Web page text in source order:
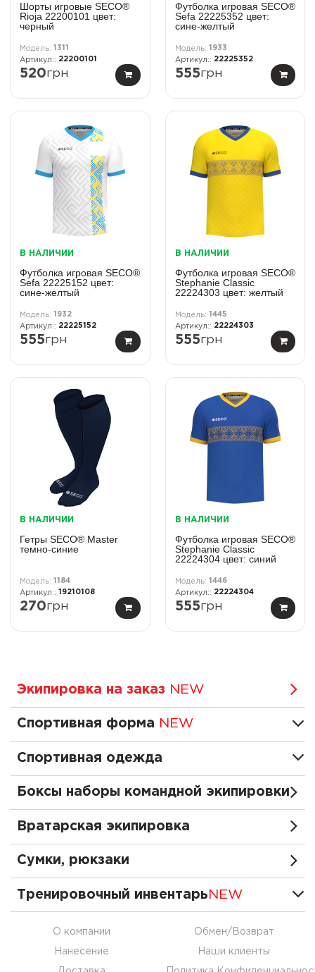
Шорты игровые SECO®
Rioja 22200101 цвет:
черный
1311
22200101
520грн
Футболка игровая SECO®
Sefa 22225352 цвет:
сине-желтый
1933
22225352
555грн
В НАЛИЧИИ
Футболка игровая SECO®
Sefa 22225152 цвет:
сине-желтый
1932
22225152
555грн
В НАЛИЧИИ
Футболка игровая SECO®
Stephanie Classic
22224303 цвет: желтый
1445
22224303
555грн
В НАЛИЧИИ
Гетры SECO® Master
темно-синие
1184
19210108
270грн
В НАЛИЧИИ
Футболка игровая SECO®
Stephanie Classic
22224304 цвет: синий
1446
22224304
555грн
Экипировка на заказ NEW
Спортивная форма NEW
Спортивная одежда
Боксы наборы командной экипировки
Вратарская экипировка
Сумки, рюкзаки
Тренировочный инвентарь NEW
О компании
Нанесение
Обмен/Возврат
Наши клиенты